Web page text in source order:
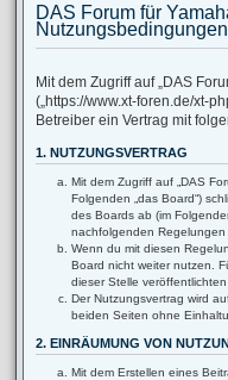
DAS Forum für
Nutzungsbedingungen
Mit dem Zugriff auf „DAS
(„https://www.xt-foren.de/xt-
Betreiber ein Vertrag mit
1. NUTZUNGSVERTRAG
Mit dem Zugriff auf „DAS
Folgenden „das Board“)
des Boards ab (im
nachfolgenden Regelungen
Wenn du mit diesen
Board nicht weiter nutzen.
dieser Stelle veröffentlichten
Der Nutzungsvertrag wird
beiden Seiten ohne
2. EINRÄUMUNG VON
Mit dem Erstellen eines